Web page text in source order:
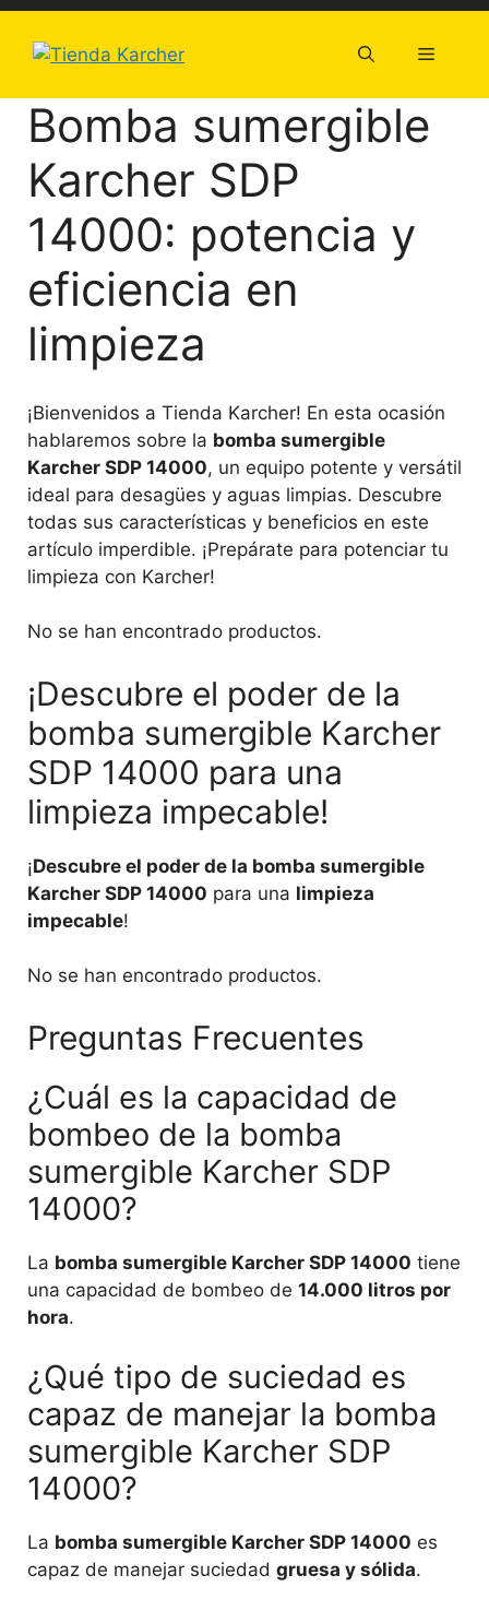
Saltar
contenido
Menú
Bomba sumergible
Karcher SDP
14000: potencia y
eficiencia en
limpieza
¡Bienvenidos a Tienda Karcher! En esta ocasión
hablaremos sobre la bomba sumergible
Karcher SDP 14000, un equipo potente y versátil
ideal para desagües y aguas limpias. Descubre
todas sus características y beneficios en este
artículo imperdible. ¡Prepárate para potenciar tu
limpieza con Karcher!
No se han encontrado productos.
¡Descubre el poder de la
bomba sumergible Karcher
SDP 14000 para una
limpieza impecable!
¡Descubre el poder de la bomba sumergible
Karcher SDP 14000 para una limpieza
impecable!
No se han encontrado productos.
Preguntas Frecuentes
¿Cuál es la capacidad de
bombeo de la bomba
sumergible Karcher SDP
14000?
La bomba sumergible Karcher SDP 14000 tiene
una capacidad de bombeo de 14.000 litros por
hora.
¿Qué tipo de suciedad es
capaz de manejar la bomba
sumergible Karcher SDP
14000?
La bomba sumergible Karcher SDP 14000 es
capaz de manejar suciedad gruesa y sólida.